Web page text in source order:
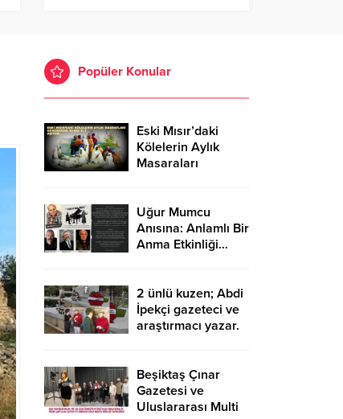
Popüler Konular
Eski Mısır’daki
Kölelerin Aylık
Masaraları
Aşıyor…
Uğur Mumcu
Anısına: Anlamlı Bir
Anma Etkinliği…
2 ünlü kuzen; Abdi
İpekçi gazeteci ve
araştırmacı yazar.
İpekçi…
Beşiktaş Çınar
Gazetesi ve
Uluslararası Multi